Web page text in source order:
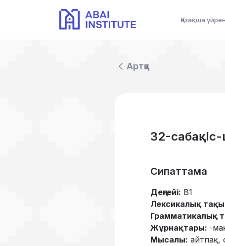
Қазақша
Артқа
32-сабақ.
Сипаттама
Деңгейі: B1
Лексикалық
Грамматикалық
Жұрнақтары: -
Мысалы: айтпақ,